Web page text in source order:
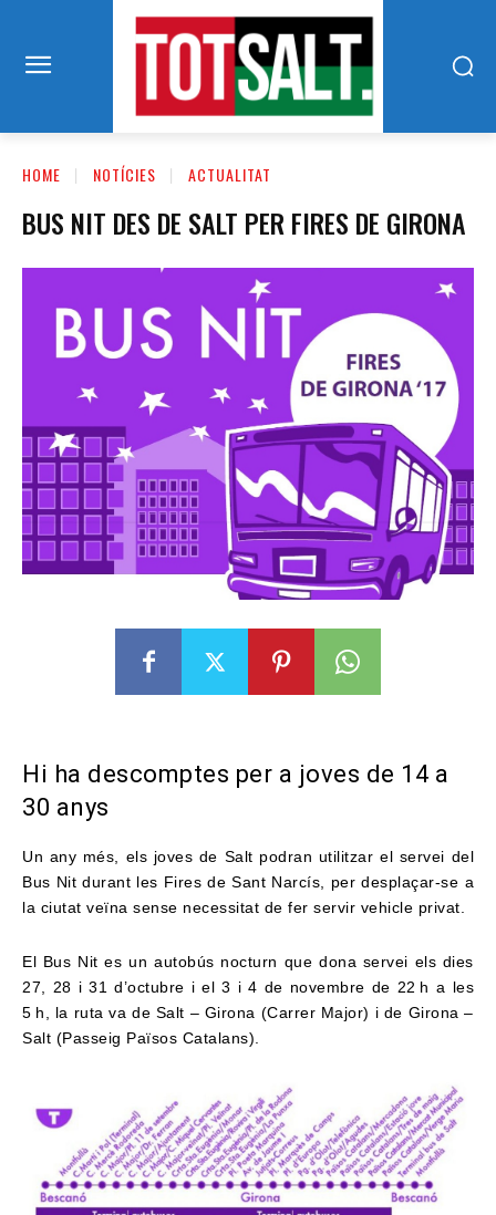
HOME NOTÍCIES ACTUALITAT
BUS NIT DES DE SALT PER FIRES DE GIRONA
Hi ha descomptes per a joves de 14 a
30 anys
Un any més, els joves de Salt podran utilitzar el servei del
Bus Nit durant les Fires de Sant Narcís, per desplaçar-se a
la ciutat veïna sense necessitat de fer servir vehicle privat.
El Bus Nit es un autobús nocturn que dona servei els dies
27, 28 i 31 d’octubre i el 3 i 4 de novembre de 22 h a les
5 h, la ruta va de Salt – Girona (Carrer Major) i de Girona –
Salt (Passeig Països Catalans).